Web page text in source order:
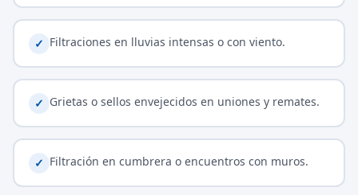
✓ Filtraciones en lluvias intensas o con viento.
✓ Grietas o sellos envejecidos en uniones y remates.
✓ Filtración en cumbrera o encuentros con muros.